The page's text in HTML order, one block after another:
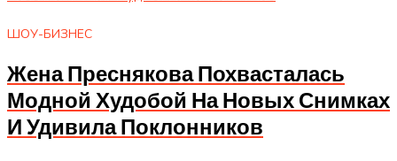
ШОУ-БИЗНЕС
Жена Преснякова Похвасталась
Модной Худобой На Новых Снимках
И Удивила Поклонников